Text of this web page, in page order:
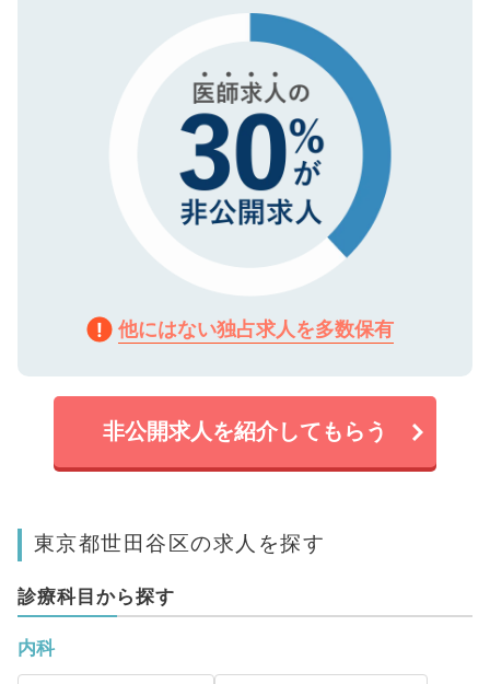
で、機密保持に関してもご安心ください。
他にはない独占求人を多数保有
非公開求人を紹介してもらう
東京都世田谷区の求人を探す
診療科目から探す
内科